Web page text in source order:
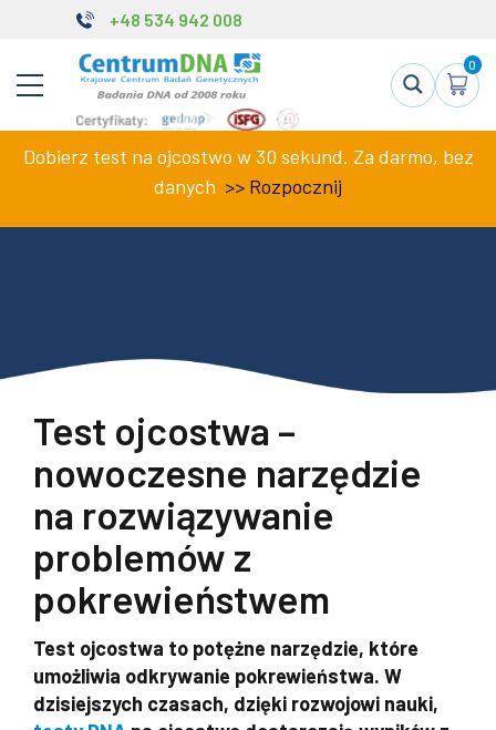
+48 534 942 008
0
Dobierz test na ojcostwo w 30 sekund. Za darmo, bez
danych >> Rozpocznij
Test ojcostwa –
nowoczesne narzędzie
na rozwiązywanie
problemów z
pokrewieństwem
Test ojcostwa to potężne narzędzie, które
umożliwia odkrywanie pokrewieństwa. W
dzisiejszych czasach, dzięki rozwojowi nauki,